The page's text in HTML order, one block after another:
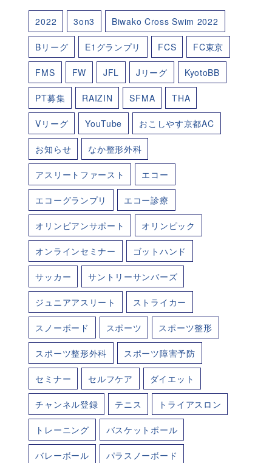
2022 3on3 Biwako Cross Swim 2022
Bリーグ E1グランプリ FCS FC東京
FMS FW JFL Jリーグ KyotoBB
PT募集 RAIZIN SFMA THA
Vリーグ YouTube おこしやす京都AC
お知らせ なか整形外科
アスリートファースト エコー
エコーグランプリ エコー診療
オリンピアンサポート オリンピック
オンラインセミナー ゴットハンド
サッカー サントリーサンバーズ
ジュニアアスリート ストライカー
スノーボード スポーツ スポーツ整形
スポーツ整形外科 スポーツ障害予防
セミナー セルフケア ダイエット
チャンネル登録 テニス トライアスロン
トレーニング バスケットボール
バレーボール パラスノーボード